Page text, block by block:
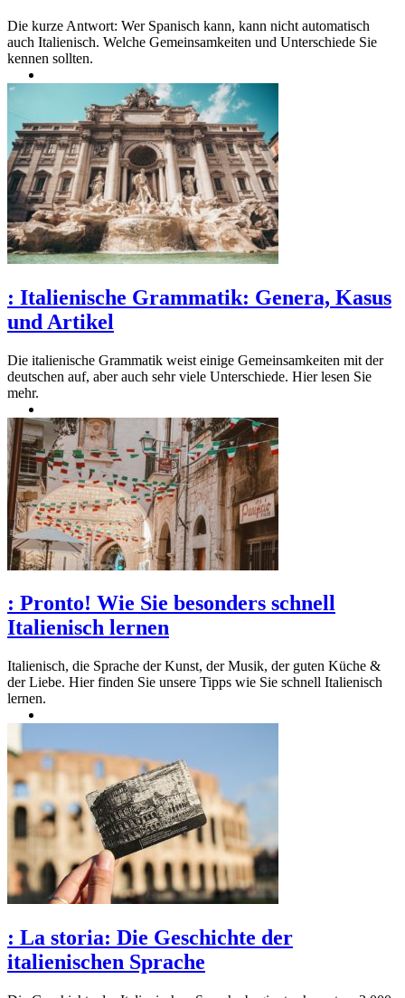
Die kurze Antwort: Wer Spanisch kann, kann nicht automatisch
auch Italienisch. Welche Gemeinsamkeiten und Unterschiede Sie
kennen sollten.
: Italienische Grammatik: Genera, Kasus
und Artikel
Die italienische Grammatik weist einige Gemeinsamkeiten mit der
deutschen auf, aber auch sehr viele Unterschiede. Hier lesen Sie
mehr.
: Pronto! Wie Sie besonders schnell
Italienisch lernen
Italienisch, die Sprache der Kunst, der Musik, der guten Küche &
der Liebe. Hier finden Sie unsere Tipps wie Sie schnell Italienisch
lernen.
: La storia: Die Geschichte der
italienischen Sprache